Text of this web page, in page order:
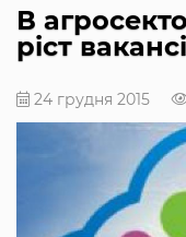
В
ріст
24 грудня 2015